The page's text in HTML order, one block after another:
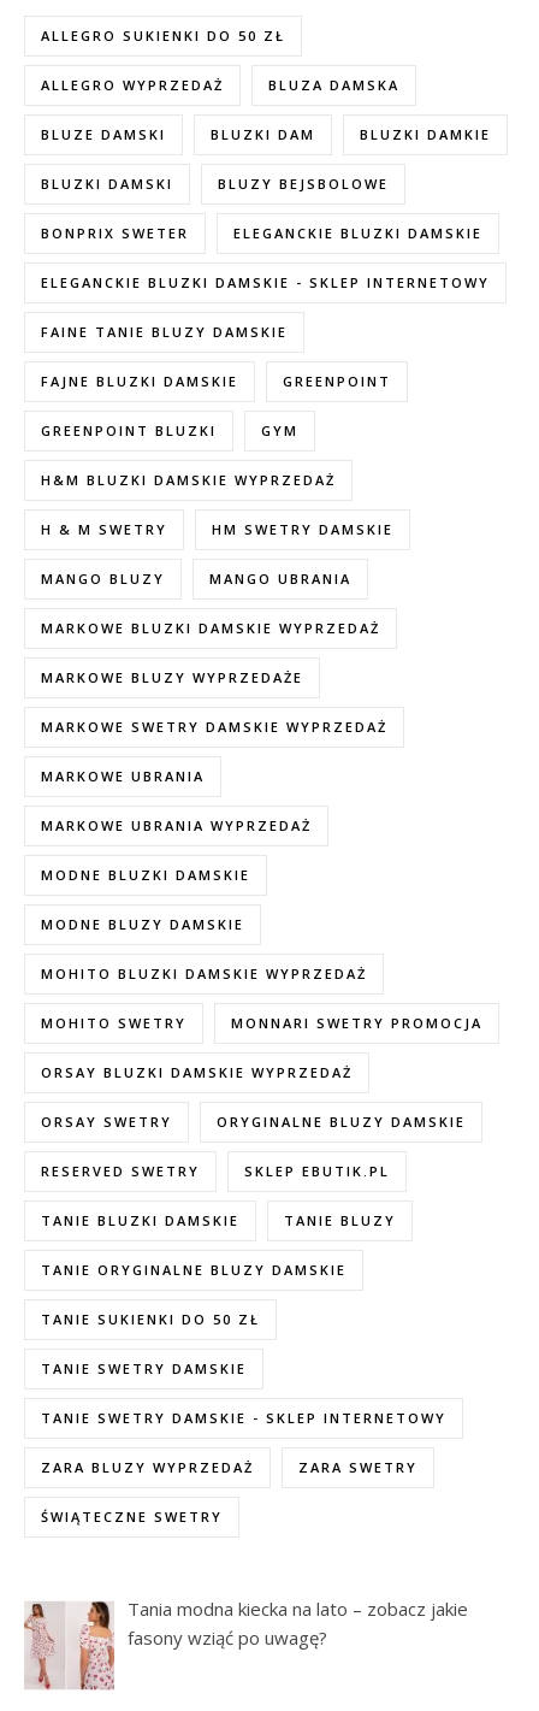
ALLEGRO SUKIENKI DO 50 ZŁ
ALLEGRO WYPRZEDAŻ BLUZA DAMSKA
BLUZE DAMSKI BLUZKI DAM BLUZKI DAMKIE
BLUZKI DAMSKI BLUZY BEJSBOLOWE
BONPRIX SWETER ELEGANCKIE BLUZKI DAMSKIE
ELEGANCKIE BLUZKI DAMSKIE - SKLEP INTERNETOWY
FAINE TANIE BLUZY DAMSKIE
FAJNE BLUZKI DAMSKIE GREENPOINT
GREENPOINT BLUZKI GYM
H&M BLUZKI DAMSKIE WYPRZEDAŻ
H & M SWETRY HM SWETRY DAMSKIE
MANGO BLUZY MANGO UBRANIA
MARKOWE BLUZKI DAMSKIE WYPRZEDAŻ
MARKOWE BLUZY WYPRZEDAŻE
MARKOWE SWETRY DAMSKIE WYPRZEDAŻ
MARKOWE UBRANIA
MARKOWE UBRANIA WYPRZEDAŻ
MODNE BLUZKI DAMSKIE
MODNE BLUZY DAMSKIE
MOHITO BLUZKI DAMSKIE WYPRZEDAŻ
MOHITO SWETRY MONNARI SWETRY PROMOCJA
ORSAY BLUZKI DAMSKIE WYPRZEDAŻ
ORSAY SWETRY ORYGINALNE BLUZY DAMSKIE
RESERVED SWETRY SKLEP EBUTIK.PL
TANIE BLUZKI DAMSKIE TANIE BLUZY
TANIE ORYGINALNE BLUZY DAMSKIE
TANIE SUKIENKI DO 50 ZŁ
TANIE SWETRY DAMSKIE
TANIE SWETRY DAMSKIE - SKLEP INTERNETOWY
ZARA BLUZY WYPRZEDAŻ ZARA SWETRY
ŚWIĄTECZNE SWETRY
Tania modna kiecka na lato – zobacz jakie
fasony wziąć po uwagę?